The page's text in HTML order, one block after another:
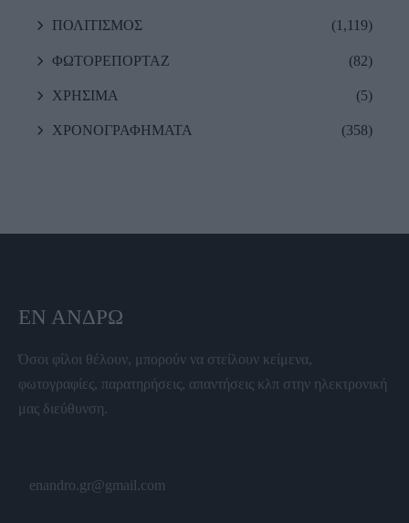
ΠΟΛΙΤΙΣΜΟΣ (1,119)
ΦΩΤΟΡΕΠΟΡΤΑΖ (82)
ΧΡΗΣΙΜΑ (5)
ΧΡΟΝΟΓΡΑΦΗΜΑΤΑ (358)
ΕΝ ΆΝΔΡΩ
Όσοι φίλοι θέλουν, μπορούν να στείλουν κείμενα,
φωτογραφίες, παρατηρήσεις, απαντήσεις κλπ στην ηλεκτρονική
μας διεύθυνση.
enandro.gr@gmail.com